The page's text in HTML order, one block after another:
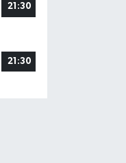
21:30
21:30